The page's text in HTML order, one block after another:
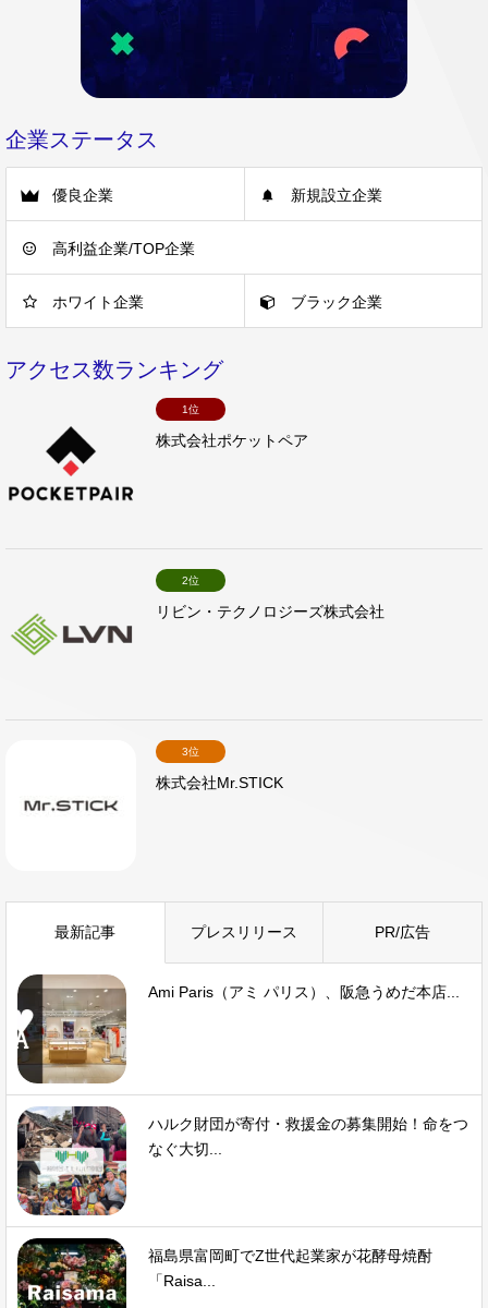
企業ステータス
優良企業 新規設立企業
高利益企業/TOP企業
ホワイト企業 ブラック企業
アクセス数ランキング
1位
株式会社ポケットペア
2位
リビン・テクノロジーズ株式会社
3位
株式会社Mr.STICK
最新記事 プレスリリース PR/広告
Ami Paris（アミ パリス）、阪急うめだ本店...
ハルク財団が寄付・救援金の募集開始！命をつ
なぐ大切...
福島県富岡町でZ世代起業家が花酵母焼酎
「Raisa...